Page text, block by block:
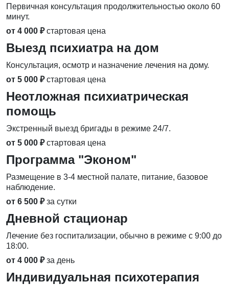
Первичная консультация продолжительностью около 60
минут.
от 4 000 ₽ стартовая цена
Выезд психиатра на дом
Консультация, осмотр и назначение лечения на дому.
от 5 000 ₽ стартовая цена
Неотложная психиатрическая
помощь
Экстренный выезд бригады в режиме 24/7.
от 5 000 ₽ стартовая цена
Программа "Эконом"
Размещение в 3-4 местной палате, питание, базовое
наблюдение.
от 6 500 ₽ за сутки
Дневной стационар
Лечение без госпитализации, обычно в режиме с 9:00 до
18:00.
от 4 000 ₽ за день
Индивидуальная психотерапия